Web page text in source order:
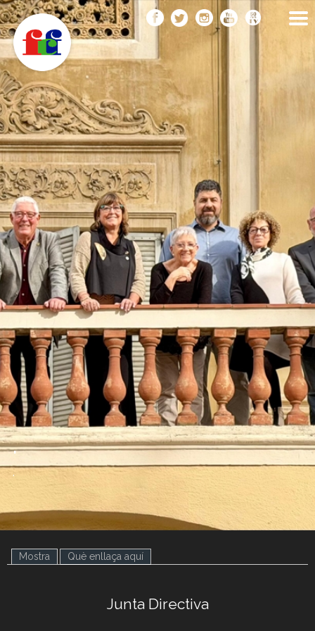
Vés
al
contingut
FEDERACIÓ CATALANA
DE FOTOGRAFIA
F
C
F
.
.
Mostra Què enllaça aquí
Junta Directiva